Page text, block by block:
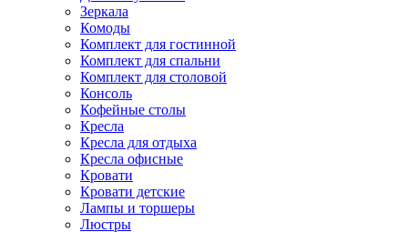
Зеркала
Комоды
Комплект для гостинной
Комплект для спальни
Комплект для столовой
Консоль
Кофейные столы
Кресла
Кресла для отдыха
Кресла офисные
Кровати
Кровати детские
Лампы и торшеры
Люстры